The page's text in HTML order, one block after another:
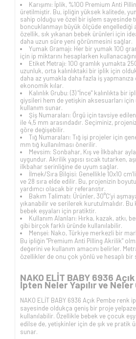
Karışımı: İplik, %100 Premium Anti
üretilmiştir. Bu, ipliğin yüksek kalitede,
sahip olduğu ve özel bir işlem sayesinde
boncuklanmayı büyük ölçüde engellediği
özellik, sık yıkanan bebek ürünleri için
daha uzun süre yeni görünmesini sağlar.
Yumak Gramajı: Her bir yumak 100
için ip miktarını hesaplarken
Etiket Metrajı: 100 gramlık yumakta
uzunluk, orta kalınlıktaki bir iplik için
daha az yumakla daha fazla iş
ekonomik kılar.
Kalınlık Grubu: (3) "İnce" kalınlıkta bir
giysileri hem de yetişkin aksesuarları
kullanım sunar.
Şiş Numaraları: Örgü için tavsiye
ile 4,5 mm arasındadır. Seçiminiz,
göre değişebilir.
Tığ Numaraları: Tığ işi projeler için
mm tığ kullanılması önerilir.
Mevsim: Sonbahar, Kış ve İlkbahar
uygundur. Akrilik yapısı sıcak tutarken,
ilkbahar serinliğine de uyum sağlar.
İlmek/Sıra Bilgisi: Genellikle 10x10
ve 28 sıra elde edilir. Bu, projenizin
yardımcı olacak bir referanstır.
Bakım Talimatı: Ürünler, 30°C’yi
yıkanabilir ve serilerek kurutulmalıdır.
bebek eşyaları için pratiktir.
Kullanım Alanları: Hırka, kazak, atkı,
gibi birçok farklı üründe kullanılabilir.
Menşei: Nako, Türkiye merkezli bir
Bu ipliğin "Premium Anti Pilling Akrilik"
değerini ve kullanım amacını belirler.
özellikler de onu çok yönlü ve hesaplı bir
NAKO ELİT BABY 6936
İpten Neler Yapılır ve
NAKO ELİT BABY 6936 Açık Pembe renk
sayesinde oldukça geniş bir proje
kullanılabilir. Özellikle bebek ve çocuk
edilse de, yetişkinler için de şık ve pratik
sunar.